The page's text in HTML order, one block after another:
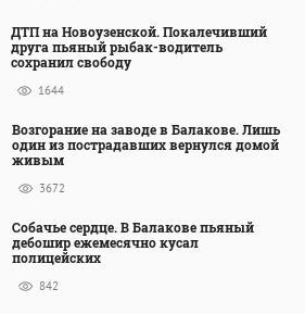
ДТП на Новоузенской. Покалечивший
друга пьяный рыбак-водитель
сохранил свободу
1644
Возгорание на заводе в Балакове. Лишь
один из пострадавших вернулся домой
живым
3672
Собачье сердце. В Балакове пьяный
дебошир ежемесячно кусал
полицейских
842